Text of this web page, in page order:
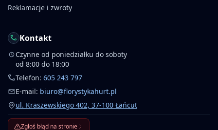
Reklamacje i zwroty
Kontakt
Czynne od poniedziałku do soboty
od 8:00 do 18:00
Telefon: 605 243 797
E-mail: biuro@florystykahurt.pl
ul. Kraszewskiego 402, 37-100 Łańcut
Zgłoś błąd na stronie